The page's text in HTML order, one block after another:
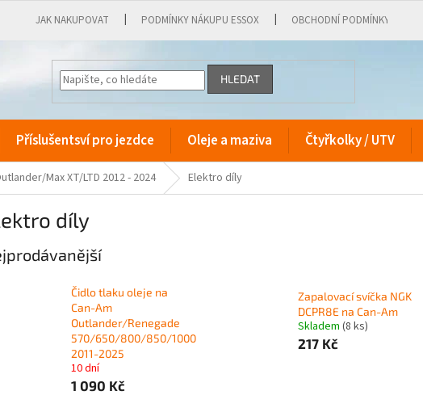
JAK NAKUPOVAT PODMÍNKY NÁKUPU ESSOX OBCHODNÍ PODMÍNKY
HLEDAT
Příslušentsví pro jezdce Oleje a maziva Čtyřkolky / UTV
Max XT/LTD 2012 - 2024 Elektro díly
díly
Čidlo tlaku oleje na
Can-Am
Outlander/Renegade
570/650/800/850/1000
2011-2025
10 dní
1 090 Kč
Zapalovací svíčka NGK
DCPR8E na Can-Am
Skladem (8 ks)
217 Kč